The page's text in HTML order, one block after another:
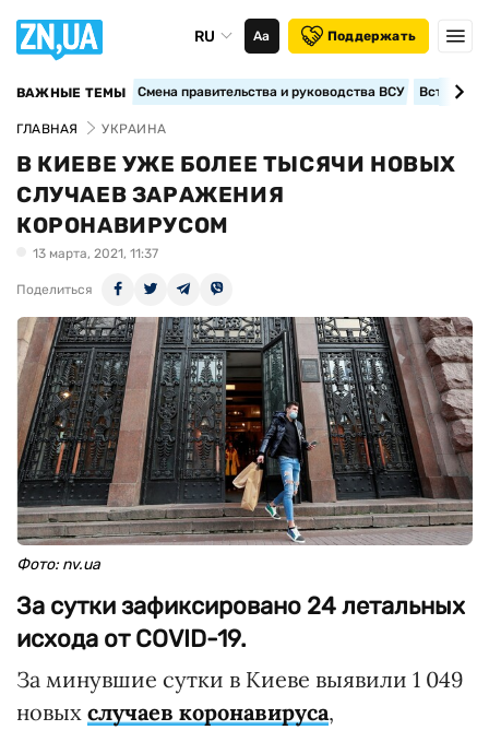
RU Аа Поддержать
ВАЖНЫЕ ТЕМЫ Смена правительства и руководства ВСУ
ГЛАВНАЯ УКРАИНА
В КИЕВЕ УЖЕ БОЛЕЕ ТЫСЯЧИ НОВЫХ
СЛУЧАЕВ ЗАРАЖЕНИЯ
КОРОНАВИРУСОМ
13 марта, 2021, 11:37
Поделиться
Фото: nv.ua
За сутки зафиксировано 24 летальных
исхода от COVID-19.
За минувшие сутки в Киеве выявили 1 049
новых случаев коронавируса,